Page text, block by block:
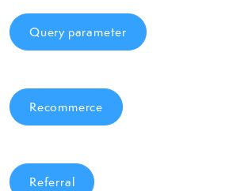
Query parameter
Recommerce
Referral